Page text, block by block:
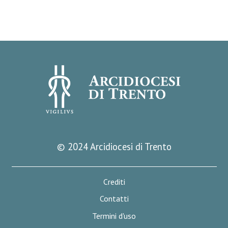
© 2024 Arcidiocesi di Trento
Crediti
Contatti
Termini d'uso